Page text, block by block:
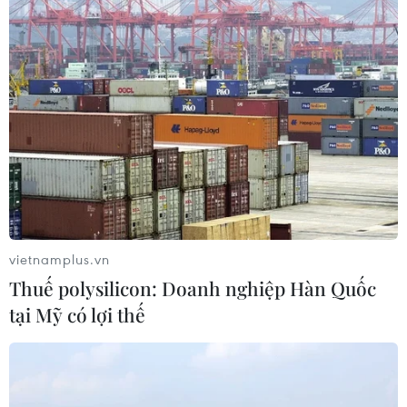
Chưa đầu tư mở rộng Quốc lộ 1 đoạn
Bạc Liêu-Cà Mau giai đoạn 2026-
2030
06/08/2026 12:24
Tuyên Quang khẩn trương khắc
phục sạt lở trên các tuyến giao thông
06/08/2026 11:54
Thi công trở lại dự án sửa chữa Quốc
lộ 30 sau phản ánh của TTXVN
vietnamplus.vn
Thuế polysilicon: Doanh nghiệp Hàn Quốc
tại Mỹ có lợi thế